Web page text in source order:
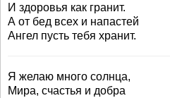
И здоровья как гранит.
А от бед всех и напастей
Ангел пусть тебя хранит.
Я желаю много солнца,
Мира, счастья и добра